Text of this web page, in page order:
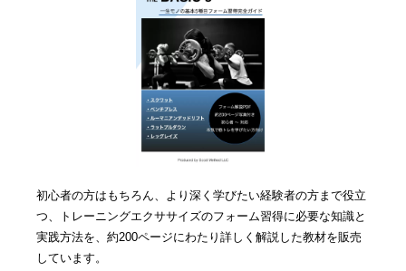
初心者の方はもちろん、より深く学びたい経験者の方まで役立
つ、トレーニングエクササイズのフォーム習得に必要な知識と
実践方法を、約200ページにわたり詳しく解説した教材を販売
しています。